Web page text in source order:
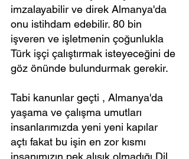
imzalayabilir ve direk Almanya'da
onu istihdam edebilir. 80 bin
işveren ve işletmenin çoğunlukla
Türk işçi çalıştırmak isteyeceğini de
göz önünde bulundurmak gerekir.
Tabi kanunlar geçti , Almanya'da
yaşama ve çalışma umutları
insanlarımızda yeni yeni kapılar
açtı fakat bu işin en zor kısmı
insanımızın pek alışık olmadığı Dil